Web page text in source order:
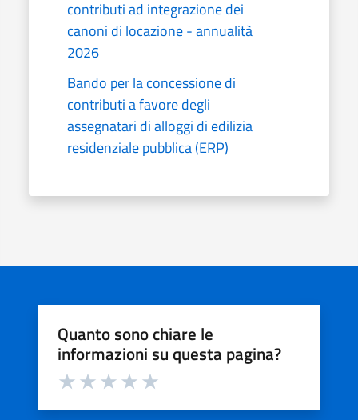
contributi ad integrazione dei
canoni di locazione - annualità
2026
Bando per la concessione di
contributi a favore degli
assegnatari di alloggi di edilizia
residenziale pubblica (ERP)
Quanto sono chiare le
informazioni su questa pagina?
Valuta da 1 a 5 stelle la pagina